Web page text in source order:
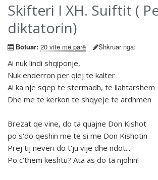
Skifteri I XH. Suiftit (
diktatorin)
Botuar: 20 vite më parë Shkruar nga:
Ai nuk lindi shqiponje,
Nuk enderron per qiej te kalter
Ai ka nje sqep te stermadh, te llahtarshem
Dhe me te kerkon te shqyeje te ardhmen
Brezat qe vine, do ta quajne Don Kishot
po s'do qeshin me te si me Don Kishotin
Prej tij neveri do t'ju vije dhe ndot...
Po c'them keshtu? Ata as do ta njohin!